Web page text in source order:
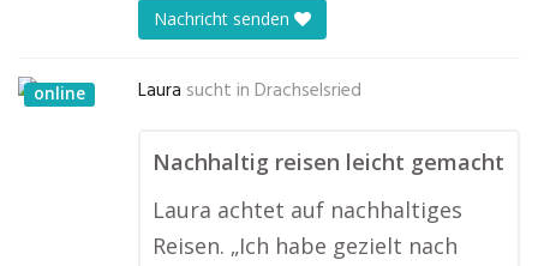
Nachricht senden
online Laura sucht in Drachselsried
Nachhaltig reisen leicht gemacht
Laura achtet auf nachhaltiges
Reisen. „Ich habe gezielt nach